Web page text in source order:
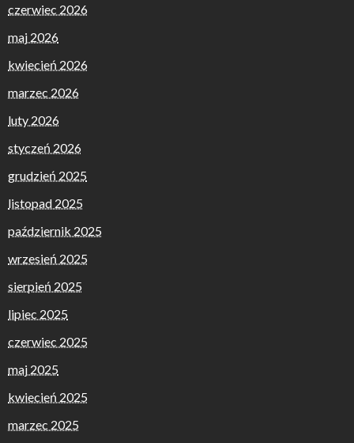
czerwiec 2026
maj 2026
kwiecień 2026
marzec 2026
luty 2026
styczeń 2026
grudzień 2025
listopad 2025
październik 2025
wrzesień 2025
sierpień 2025
lipiec 2025
czerwiec 2025
maj 2025
kwiecień 2025
marzec 2025